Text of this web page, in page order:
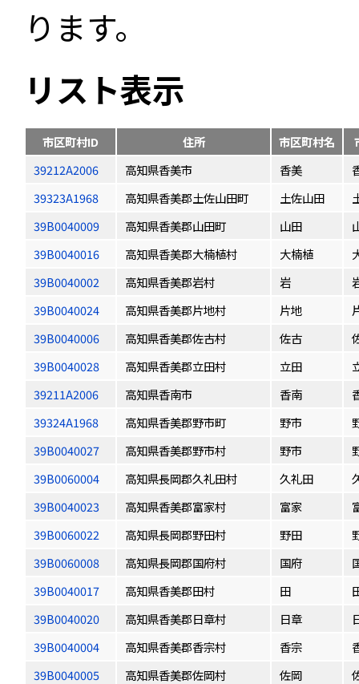
ります。
リスト表示
市区町村ID 住所 市区町村名
39212A2006
高知県香美市 香美
39323A1968
高知県香美郡土佐山田町 土佐山田
39B0040009
高知県香美郡山田町 山田
39B0040016
高知県香美郡大楠植村 大楠植
39B0040002
高知県香美郡岩村 岩
39B0040024
高知県香美郡片地村 片地
39B0040006
高知県香美郡佐古村 佐古
39B0040028
高知県香美郡立田村 立田
39211A2006
高知県香南市 香南
39324A1968
高知県香美郡野市町 野市
39B0040027
高知県香美郡野市村 野市
39B0060004
高知県長岡郡久礼田村 久礼田
39B0040023
高知県香美郡富家村 富家
39B0060022
高知県長岡郡野田村 野田
39B0060008
高知県長岡郡国府村 国府
39B0040017
高知県香美郡田村 田
39B0040020
高知県香美郡日章村 日章
39B0040004
高知県香美郡香宗村 香宗
39B0040005
高知県香美郡佐岡村 佐岡